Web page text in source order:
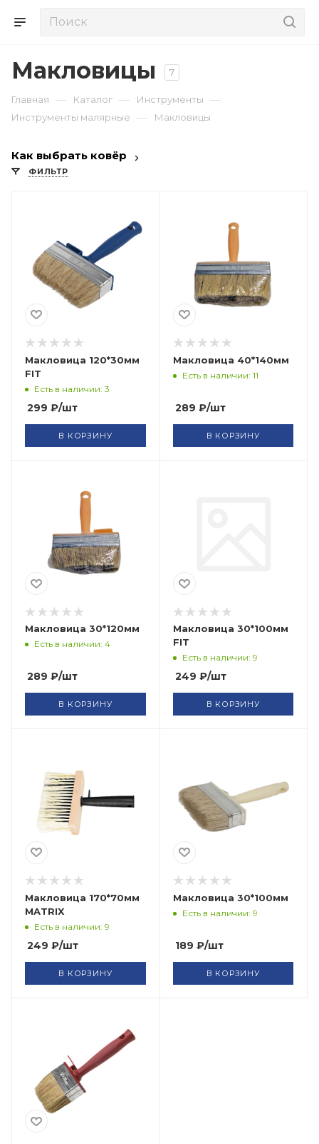
Макловицы 7
Главная — Каталог — Инструменты —
Инструменты малярные — Макловицы
Как выбрать ковёр
ФИЛЬТР
Макловица 120*30мм
FIT
Есть в наличии: 3
299 ₽/шт
В КОРЗИНУ
Макловица 40*140мм
Есть в наличии: 11
289 ₽/шт
В КОРЗИНУ
Макловица 30*120мм
Есть в наличии: 4
289 ₽/шт
В КОРЗИНУ
Макловица 30*100мм
FIT
Есть в наличии: 9
249 ₽/шт
В КОРЗИНУ
Макловица 170*70мм
MATRIX
Есть в наличии: 9
249 ₽/шт
В КОРЗИНУ
Макловица 30*100мм
Есть в наличии: 9
189 ₽/шт
В КОРЗИНУ